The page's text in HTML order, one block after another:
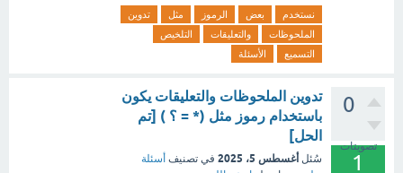
نستخدم بعض الرموز مثل
تدوين
الملحوظات
والتعليقات
التلخيص
التسميع
الأسئلة
0
تصويتات
1
تدوين الملحوظات والتعليقات يكون
باستخدام رموز مثل (* = ؟ ) [تم
الحل]
سُئل أغسطس 5، 2025 في تصنيف أسئلة